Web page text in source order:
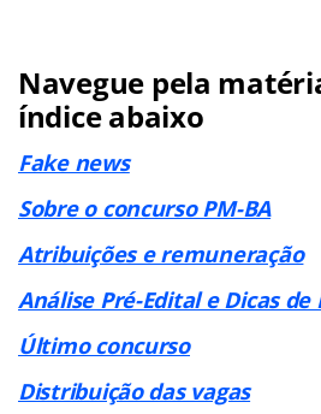
Navegue pela
índice abaixo
Fake news
Sobre o concurso PM-BA
Atribuições e remuneração
Análise Pré-Edital e Dicas de
Último concurso
Distribuição das vagas